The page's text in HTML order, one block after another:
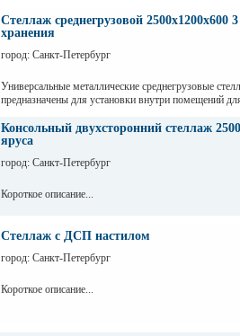
Стеллаж среднегрузовой 2500х1200х600
хранения
город: Санкт-Петербург
Универсальные металлические среднегрузовые
предназначены для установки внутри помещений
промышленных предприятиях.
Консольный двухсторонний стеллаж
яруса
город: Санкт-Петербург
Короткое описание...
Стеллаж с ДСП настилом
город: Санкт-Петербург
Короткое описание...